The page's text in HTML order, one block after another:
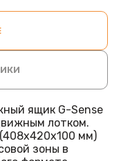
ящик G-Sense
лотком.
мм)
зоны в